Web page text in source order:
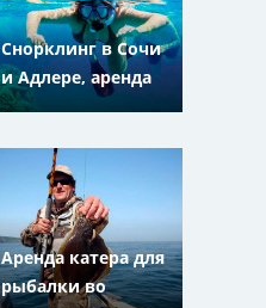
Снорклинг в Сочи
и Адлере, аренда
катера для
плавания с
маской, трубкой
и ластами
Аренда катера для
рыбалки во